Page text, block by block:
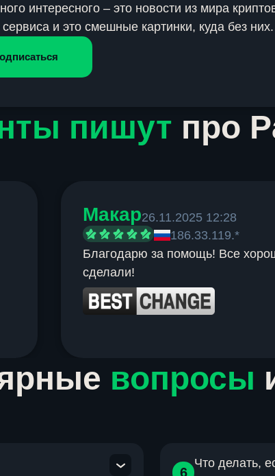
интересного – это новости из мира
и это смешные картинки, куда без
пишут про
Макар26.11.2025 12:28
186.33.119.*
Благодарю за помощь! Все
сделали!
вопросы
6
Что делать,